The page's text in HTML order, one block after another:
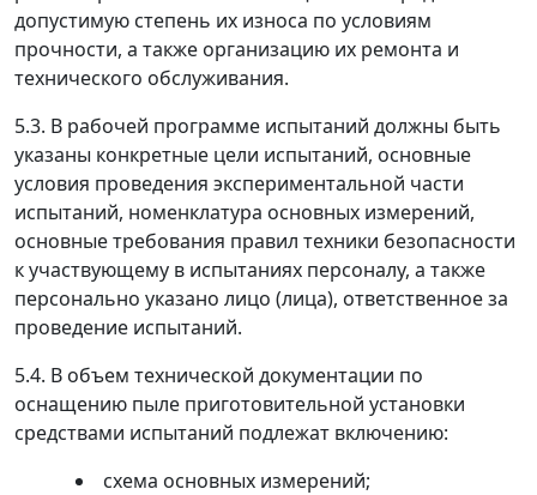
допустимую степень их износа по условиям
прочности, а также организацию их ремонта и
технического обслуживания.
5.3. В рабочей программе испытаний должны быть
указаны конкретные цели испытаний, основные
условия проведения экспериментальной части
испытаний, номенклатура основных измерений,
основные требования правил техники безопасности
к участвующему в испытаниях персоналу, а также
персонально указано лицо (лица), ответственное за
проведение испытаний.
5.4. В объем технической документации по
оснащению пыле приготовительной установки
средствами испытаний подлежат включению:
схема основных измерений;